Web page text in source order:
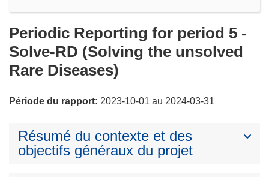
Periodic Reporting for period 5 -
Solve-RD (Solving the unsolved
Rare Diseases)
Période du rapport: 2023-10-01 au 2024-03-31
Résumé du contexte et des
objectifs généraux du projet